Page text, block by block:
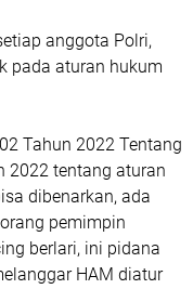
anggota Polri,
pada aturan hukum
Tahun 2022 Tentang
2022 tentang aturan
dibenarkan, ada
pemimpin
berlari, ini pidana
HAM diatur